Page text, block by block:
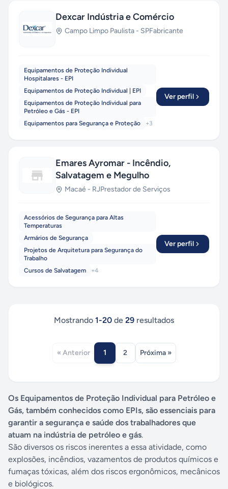
Dexcar Indústria e Comércio
Campo Limpo Paulista - SPFabricante
Equipamentos de Proteção Individual
Hospitalares - EPI
Equipamentos de Proteção Individual | EPI
Equipamentos de Proteção Individual para
Petróleo e Gás - EPI
Equipamentos para Segurança e Proteção
+3
Ver perfil
Emares Ayromar - Incêndio,
Salvatagem e Megulho
Macaé - RJPrestador de Serviços
Acessórios de Segurança para Altas
Temperaturas
Armários de Segurança
Projetos de Arquitetura para Segurança do
Trabalho
Cursos de Salvatagem
+4
Ver perfil
Mostrando 1-20 de 29 resultados
« Anterior 1 2 Próxima »
Os Equipamentos de Proteção Individual para Petróleo e
Gás, também conhecidos como EPIs, são essenciais para
garantir a segurança e saúde dos trabalhadores que
atuam na indústria de petróleo e gás.
São diversos os riscos inerentes a essa atividade, como
explosões, incêndios, vazamentos de produtos químicos e
fumaças tóxicas, além dos riscos ergonômicos, mecânicos
e biológicos.